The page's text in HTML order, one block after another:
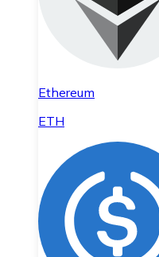
Ethereum
ETH